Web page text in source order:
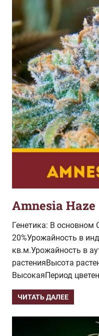
Amnesia Haze
Генетика: В основном
20%Урожайность в
кв.м.Урожайность в
растенияВысота
ВысокаяПериод
ЧИТАТЬ ДАЛЕЕ